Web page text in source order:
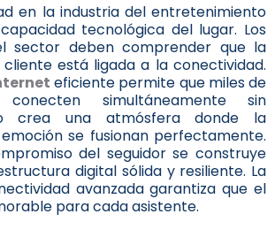
en la industria del entretenimiento
tecnológica del lugar. Los
sector deben comprender que la
está ligada a la conectividad.
eficiente permite que miles de
simultáneamente sin
crea una atmósfera donde la
se fusionan perfectamente.
del seguidor se construye
digital sólida y resiliente. La
avanzada garantiza que el
para cada asistente.